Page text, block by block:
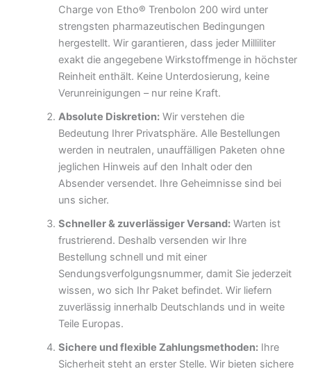
Charge von Etho® Trenbolon 200 wird unter
strengsten pharmazeutischen Bedingungen
hergestellt. Wir garantieren, dass jeder Milliliter
exakt die angegebene Wirkstoffmenge in höchster
Reinheit enthält. Keine Unterdosierung, keine
Verunreinigungen – nur reine Kraft.
Absolute Diskretion:Wir verstehen die
Bedeutung Ihrer Privatsphäre. Alle Bestellungen
werden in neutralen, unauffälligen Paketen ohne
jeglichen Hinweis auf den Inhalt oder den
Absender versendet. Ihre Geheimnisse sind bei
uns sicher.
Schneller & zuverlässiger Versand:Warten ist
frustrierend. Deshalb versenden wir Ihre
Bestellung schnell und mit einer
Sendungsverfolgungsnummer, damit Sie jederzeit
wissen, wo sich Ihr Paket befindet. Wir liefern
zuverlässig innerhalb Deutschlands und in weite
Teile Europas.
Sichere und flexible Zahlungsmethoden:Ihre
Sicherheit steht an erster Stelle. Wir bieten sichere